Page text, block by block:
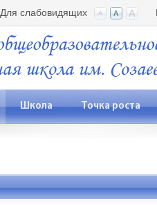
Для слабовидящих
Школа Точка роста